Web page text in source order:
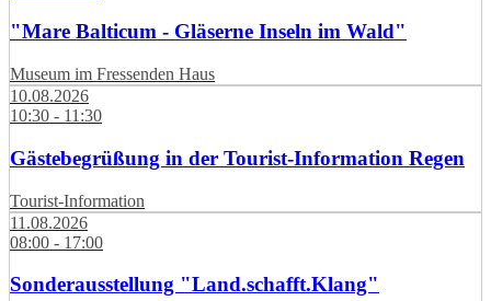
"Mare Balticum - Gläserne Inseln im Wald"
Museum im Fressenden Haus
10.08.2026
10:30 - 11:30
Gästebegrüßung in der Tourist-Information Regen
Tourist-Information
11.08.2026
08:00 - 17:00
Sonderausstellung "Land.schafft.Klang"